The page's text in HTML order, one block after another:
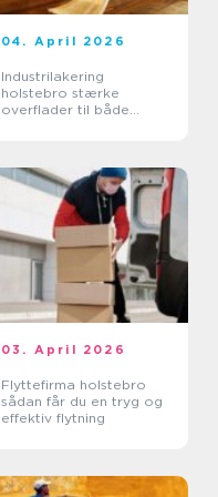
04. April 2026
Industrilakering
holstebro stærke
overflader til både
03. April 2026
Flyttefirma holstebro
sådan får du en tryg og
effektiv flytning